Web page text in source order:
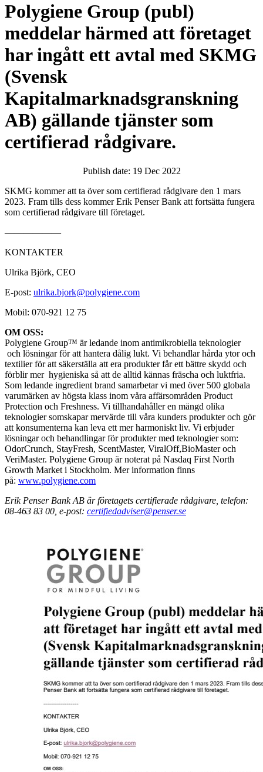
Polygiene Group (publ)
meddelar härmed att företaget
har ingått ett avtal med SKMG
(Svensk
Kapitalmarknadsgranskning
AB) gällande tjänster som
certifierad rådgivare.
Publish date: 19 Dec 2022
SKMG kommer att ta över som certifierad rådgivare den 1 mars
2023. Fram tills dess kommer Erik Penser Bank att fortsätta fungera
som certifierad rådgivare till företaget.
——————
KONTAKTER
Ulrika Björk, CEO
E-post: ulrika.bjork@polygiene.com
Mobil: 070-921 12 75
OM OSS:
Polygiene Group™ är ledande inom antimikrobiella teknologier
och lösningar för att hantera dålig lukt. Vi behandlar hårda ytor och
textilier för att säkerställa att era produkter får ett bättre skydd och
förblir mer hygieniska så att de alltid kännas fräscha och luktfria.
Som ledande ingredient brand samarbetar vi med över 500 globala
varumärken av högsta klass inom våra affärsområden Product
Protection och Freshness. Vi tillhandahåller en mängd olika
teknologier somskapar mervärde till våra kunders produkter och gör
att konsumenterna kan leva ett mer harmoniskt liv. Vi erbjuder
lösningar och behandlingar för produkter med teknologier som:
OdorCrunch, StayFresh, ScentMaster, ViralOff,BioMaster och
VeriMaster. Polygiene Group är noterat på Nasdaq First North
Growth Market i Stockholm. Mer information finns
på: www.polygiene.com
Erik Penser Bank AB är företagets certifierade rådgivare, telefon:
08-463 83 00, e-post: certifiedadviser@penser.se